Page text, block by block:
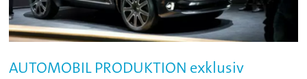
AUTOMOBIL PRODUKTION exklusiv